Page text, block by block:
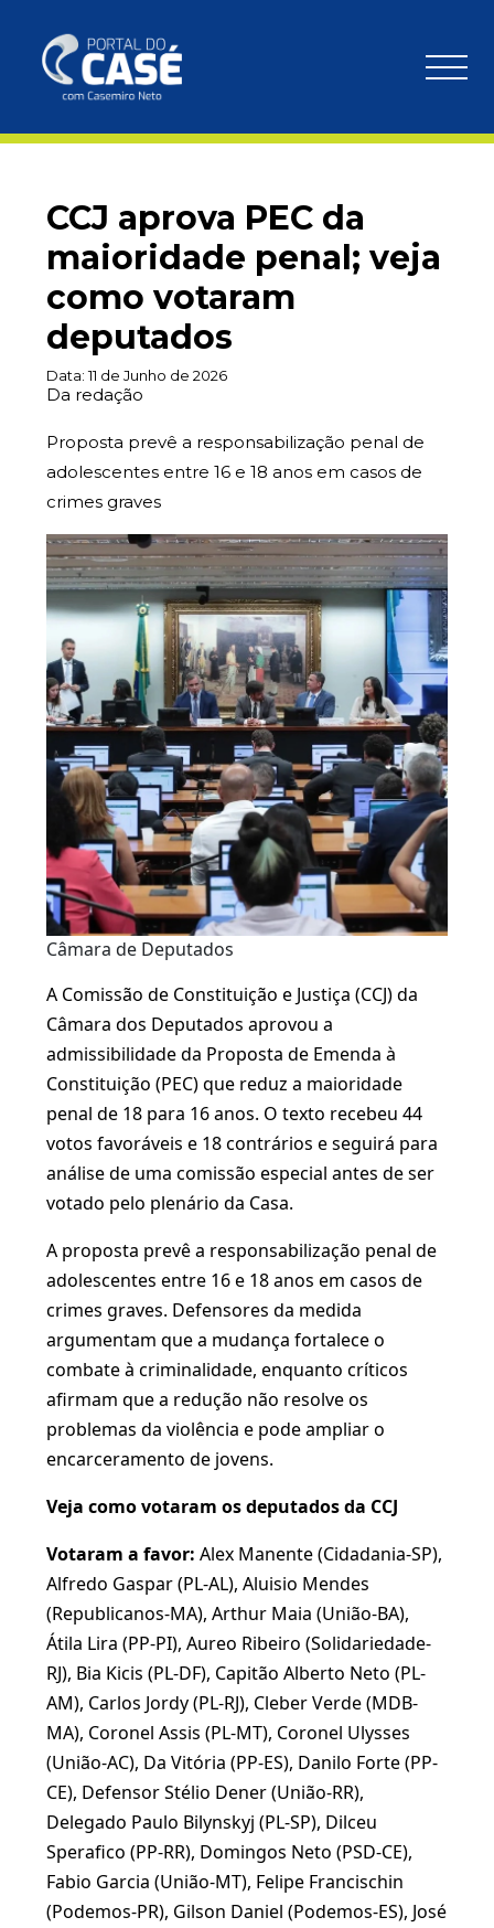
CCJ aprova PEC da
maioridade penal; veja
como votaram
deputados
Data:11 de Junho de 2026
Da redação
Proposta prevê a responsabilização penal de
adolescentes entre 16 e 18 anos em casos de
crimes graves
Câmara de Deputados
A Comissão de Constituição e Justiça (CCJ) da
Câmara dos Deputados aprovou a
admissibilidade da Proposta de Emenda à
Constituição (PEC) que reduz a maioridade
penal de 18 para 16 anos. O texto recebeu 44
votos favoráveis e 18 contrários e seguirá para
análise de uma comissão especial antes de ser
votado pelo plenário da Casa.
A proposta prevê a responsabilização penal de
adolescentes entre 16 e 18 anos em casos de
crimes graves. Defensores da medida
argumentam que a mudança fortalece o
combate à criminalidade, enquanto críticos
afirmam que a redução não resolve os
problemas da violência e pode ampliar o
encarceramento de jovens.
Veja como votaram os deputados da CCJ
Votaram a favor: Alex Manente (Cidadania-SP),
Alfredo Gaspar (PL-AL), Aluisio Mendes
(Republicanos-MA), Arthur Maia (União-BA),
Átila Lira (PP-PI), Aureo Ribeiro (Solidariedade-
RJ), Bia Kicis (PL-DF), Capitão Alberto Neto (PL-
AM), Carlos Jordy (PL-RJ), Cleber Verde (MDB-
MA), Coronel Assis (PL-MT), Coronel Ulysses
(União-AC), Da Vitória (PP-ES), Danilo Forte (PP-
CE), Defensor Stélio Dener (União-RR),
Delegado Paulo Bilynskyj (PL-SP), Dilceu
Sperafico (PP-RR), Domingos Neto (PSD-CE),
Fabio Garcia (União-MT), Felipe Francischin
(Podemos-PR), Gilson Daniel (Podemos-ES), José